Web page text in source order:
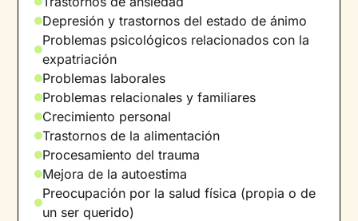
mi perro.
Depresión y trastornos del estado de ánimo
Problemas psicológicos relacionados con la
expatriación
Problemas laborales
Problemas relacionales y familiares
Crecimiento personal
Trastornos de la alimentación
Procesamiento del trauma
Mejora de la autoestima
Preocupación por la salud física (propia o de
un ser querido)